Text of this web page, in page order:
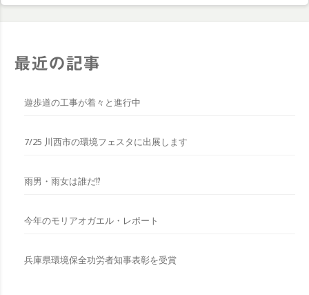
最近の記事
遊歩道の工事が着々と進行中
7/25 川西市の環境フェスタに出展します
雨男・雨女は誰だ⁉︎
今年のモリアオガエル・レポート
兵庫県環境保全功労者知事表彰を受賞